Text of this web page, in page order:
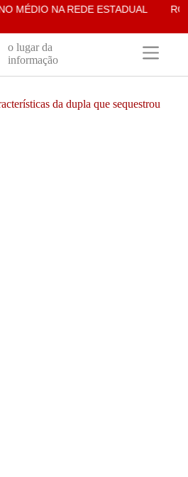
NA REDE ESTADUAL
o lugar da
informação
da dupla que sequestrou